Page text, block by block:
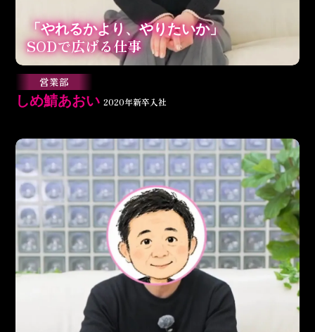
「やれるかより、やりたいか」
SODで広げる仕事
営業部
しめ鯖あおい2020年新卒入社